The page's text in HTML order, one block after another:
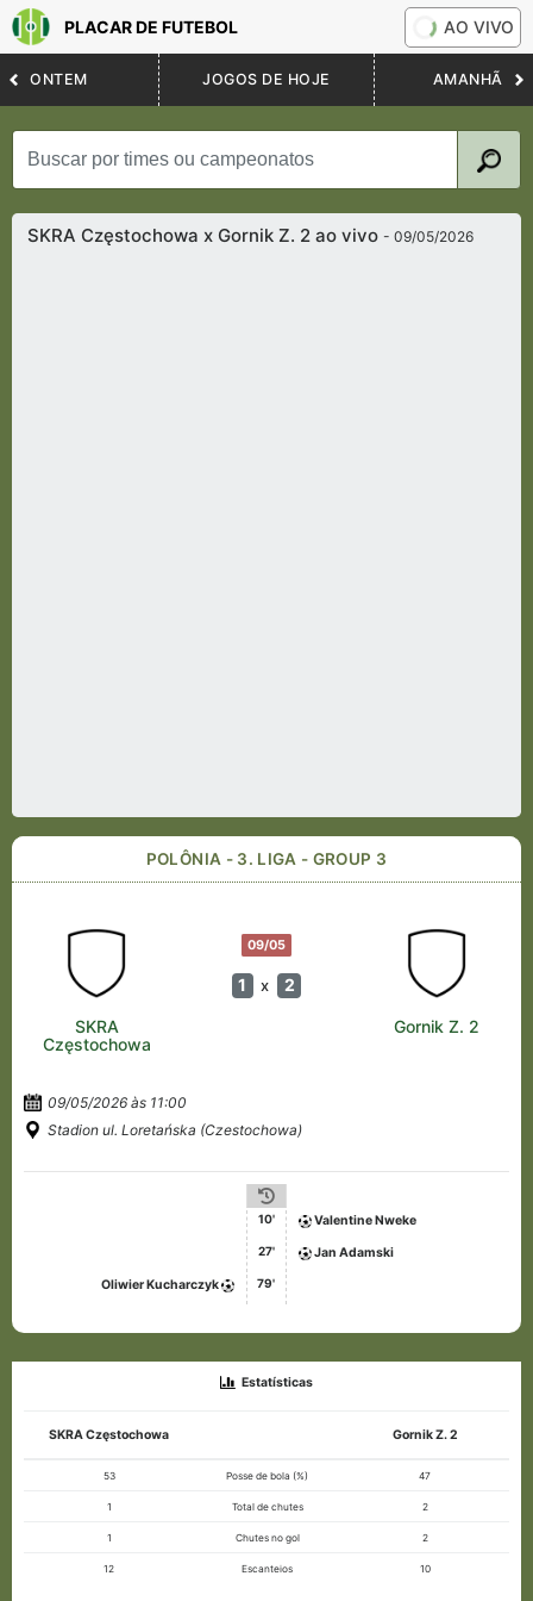
PLACAR DE FUTEBOL AO VIVO
ONTEM JOGOS DE HOJE AMANHÃ
SKRA Częstochowa x Gornik Z. 2 ao vivo- 09/05/2026
POLÔNIA - 3. LIGA - GROUP 3
09/05
1 x 2
SKRA
Częstochowa
Gornik Z. 2
09/05/2026 às 11:00
Stadion ul. Loretańska (Czestochowa)
10' Valentine Nweke
27' Jan Adamski
Oliwier Kucharczyk 79'
Estatísticas
SKRA Częstochowa Gornik Z. 2
53 Posse de bola (%) 47
1 Total de chutes 2
1 Chutes no gol 2
12 Escanteios 10